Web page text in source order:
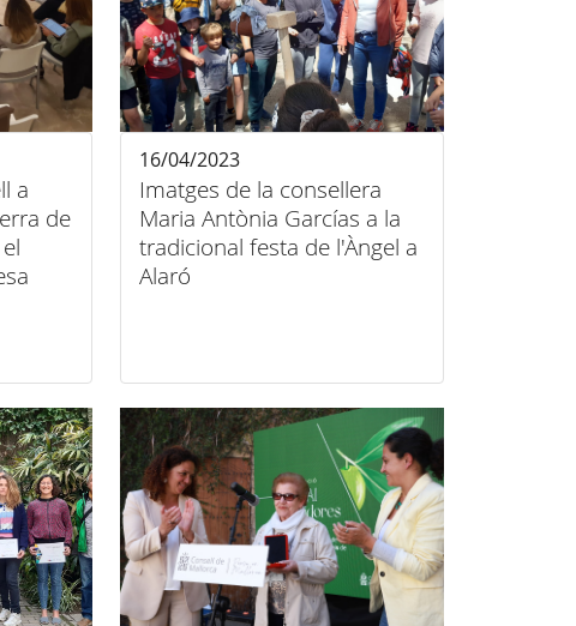
a
de
Imatges de la consellera
Maria Antònia Garcías a la
tradicional festa de l'Àngel a
Alaró
16/04/2023